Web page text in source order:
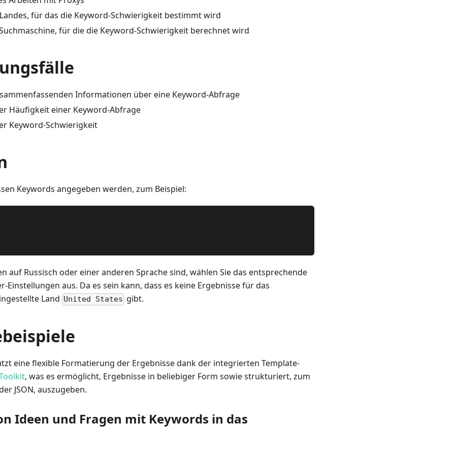
für das die Keyword-Schwierigkeit bestimmt wird
für die die Keyword-Schwierigkeit berechnet wird
Informationen über eine Keyword-Abfrage
Häufigkeit einer Keyword-Abfrage
Keyword-Schwierigkeit
Keywords angegeben werden, zum Beispiel:
auf Russisch oder einer anderen Sprache sind, wählen Sie das entsprechende
Einstellungen aus. Da es sein kann, dass es keine Ergebnisse für das
Land United States gibt.
eine flexible Formatierung der Ergebnisse dank der integrierten Template-
, was es ermöglicht, Ergebnisse in beliebiger Form sowie strukturiert, zum
JSON, auszugeben.
Ideen und Fragen mit Keywords in das